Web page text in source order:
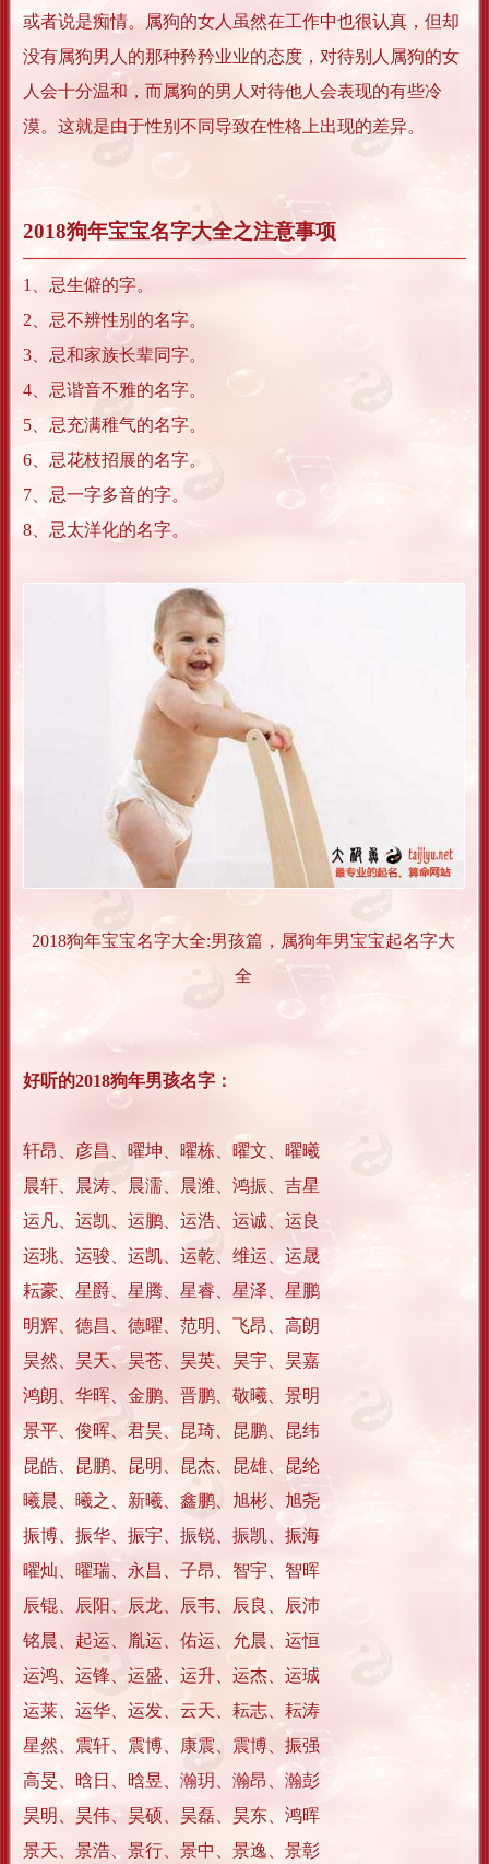
或者说是痴情。属狗的女人虽然在工作中也很认真，但却
没有属狗男人的那种矜矜业业的态度，对待别人属狗的女
人会十分温和，而属狗的男人对待他人会表现的有些冷
漠。这就是由于性别不同导致在性格上出现的差异。
2018狗年宝宝名字大全之注意事项
1、忌生僻的字。
2、忌不辨性别的名字。
3、忌和家族长辈同字。
4、忌谐音不雅的名字。
5、忌充满稚气的名字。
6、忌花枝招展的名字。
7、忌一字多音的字。
8、忌太洋化的名字。
2018狗年宝宝名字大全:男孩篇，属狗年男宝宝起名字大
全
好听的2018狗年男孩名字：
轩昂、彦昌、曜坤、曜栋、曜文、曜曦
晨轩、晨涛、晨濡、晨潍、鸿振、吉星
运凡、运凯、运鹏、运浩、运诚、运良
运珧、运骏、运凯、运乾、维运、运晟
耘豪、星爵、星腾、星睿、星泽、星鹏
明辉、德昌、德曜、范明、飞昂、高朗
昊然、昊天、昊苍、昊英、昊宇、昊嘉
鸿朗、华晖、金鹏、晋鹏、敬曦、景明
景平、俊晖、君昊、昆琦、昆鹏、昆纬
昆皓、昆鹏、昆明、昆杰、昆雄、昆纶
曦晨、曦之、新曦、鑫鹏、旭彬、旭尧
振博、振华、振宇、振锐、振凯、振海
曜灿、曜瑞、永昌、子昂、智宇、智晖
辰锟、辰阳、辰龙、辰韦、辰良、辰沛
铭晨、起运、胤运、佑运、允晨、运恒
运鸿、运锋、运盛、运升、运杰、运珹
运莱、运华、运发、云天、耘志、耘涛
星然、震轩、震博、康震、震博、振强
高旻、晗日、晗昱、瀚玥、瀚昂、瀚彭
昊明、昊伟、昊硕、昊磊、昊东、鸿晖
景天、景浩、景行、景中、景逸、景彰